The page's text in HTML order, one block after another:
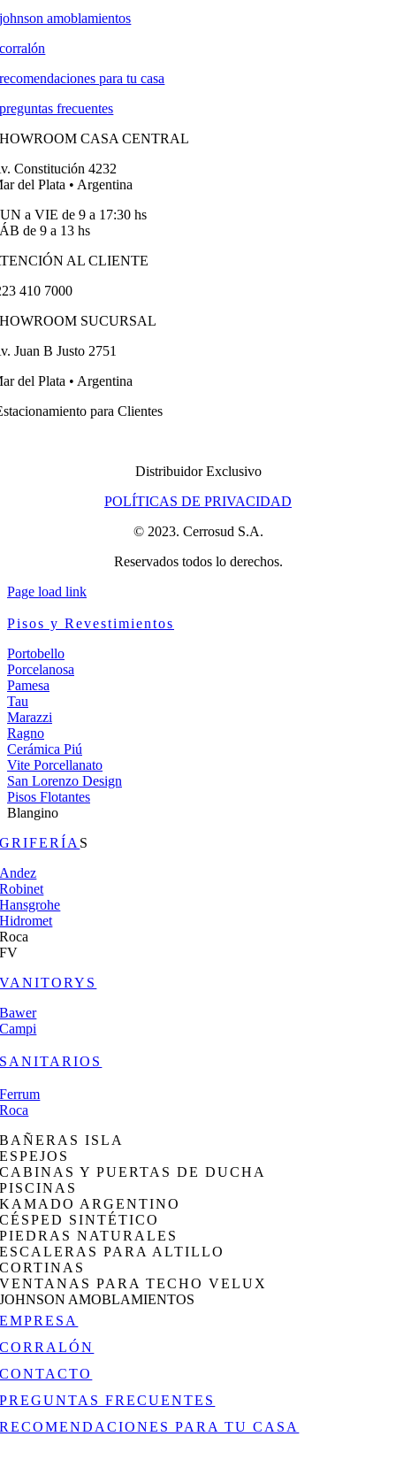
johnson amoblamientos
corralón
recomendaciones para tu casa
preguntas frecuentes
CASA CENTRAL
Constitución 4232
del Plata • Argentina
a VIE de 9 a 17:30 hs
de 9 a 13 hs
AL CLIENTE
410 7000
SUCURSAL
Juan B Justo 2751
del Plata • Argentina
para Clientes
Distribuidor Exclusivo
POLÍTICAS DE PRIVACIDAD
© 2023. Cerrosud S.A.
Reservados todos lo derechos.
Page load link
Pisos y Revestimientos
Portobello
Porcelanosa
Pamesa
Tau
Marazzi
Ragno
Cerámica Piú
Vite Porcellanato
San Lorenzo Design
Pisos Flotantes
Blangino
GRIFERÍA S
Andez
Robinet
Hansgrohe
Hidromet
Roca
FV
VANITORYS
Bawer
Campi
SANITARIOS
Ferrum
Roca
BAÑERAS ISLA
ESPEJOS
CABINAS Y PUERTAS DE DUCHA
PISCINAS
KAMADO ARGENTINO
CÉSPED SINTÉTICO
PIEDRAS NATURALES
ESCALERAS PARA ALTILLO
CORTINAS
VENTANAS PARA TECHO VELUX
JOHNSON AMOBLAMIENTOS
EMPRESA
CORRALÓN
CONTACTO
PREGUNTAS FRECUENTES
RECOMENDACIONES PARA TU CASA